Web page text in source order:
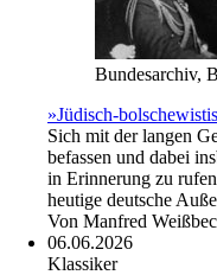
Bundesarchiv,
»Jüdisch-
Sich mit der langen
befassen und dabei
in Erinnerung zu
heutige deutsche
Von Manfred
06.06.2026
Klassiker